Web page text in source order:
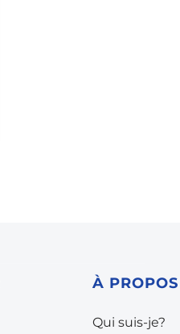
À PROPOS
Qui suis-je?